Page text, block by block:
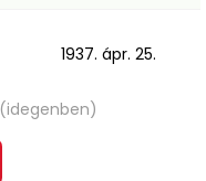
1937. ápr. 25.
(idegenben)